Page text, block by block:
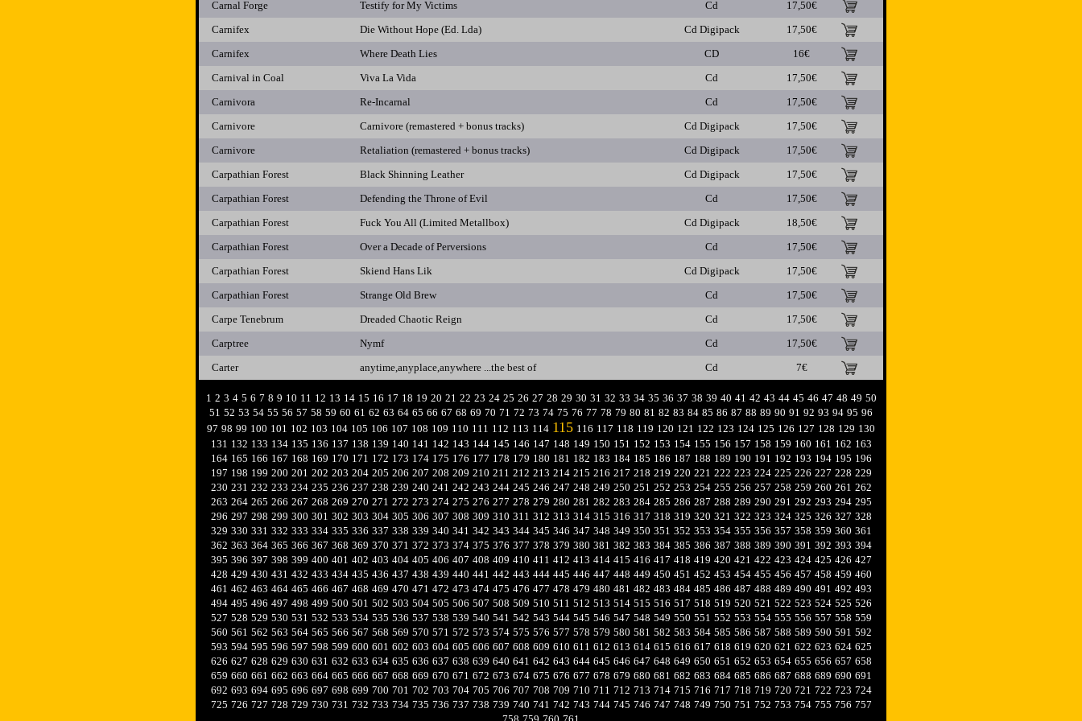
Carnal Forge
Testify for My Victims Cd
17,50€
Carnifex
Die Without Hope (Ed. Lda) Cd Digipack
17,50€
Carnifex
Where Death Lies CD
16€
Carnival in Coal
Viva La Vida Cd
17,50€
Carnivora
Re-Incarnal Cd
17,50€
Carnivore
Carnivore (remastered + bonus tracks) Cd Digipack
17,50€
Carnivore
Retaliation (remastered + bonus tracks) Cd Digipack
17,50€
Carpathian Forest
Black Shinning Leather Cd Digipack
17,50€
Carpathian Forest
Defending the Throne of Evil Cd
17,50€
Carpathian Forest
Fuck You All (Limited Metallbox) Cd Digipack
18,50€
Carpathian Forest
Over a Decade of Perversions Cd
17,50€
Carpathian Forest
Skiend Hans Lik Cd Digipack
17,50€
Carpathian Forest
Strange Old Brew Cd
17,50€
Carpe Tenebrum
Dreaded Chaotic Reign Cd
17,50€
Carptree
Nymf Cd
17,50€
Carter
anytime,anyplace,anywhere ...the best of Cd 7€
1 2 3 4 5 6 7 8 9 10 11 12 13 14 15 16 17 18 19 20 21 22 23 24 25 26 27 28 29 30 31 32 33 34 35 36 37 38 39 40 41 42 43 44 45 46 47 48 49 50
51 52 53 54 55 56 57 58 59 60 61 62 63 64 65 66 67 68 69 70 71 72 73 74 75 76 77 78 79 80 81 82 83 84 85 86 87 88 89 90 91 92 93 94 95 96
97 98 99 100 101 102 103 104 105 106 107 108 109 110 111 112 113 114 115 116 117 118 119 120 121 122 123 124 125 126 127 128 129 130
131 132 133 134 135 136 137 138 139 140 141 142 143 144 145 146 147 148 149 150 151 152 153 154 155 156 157 158 159 160 161 162 163
164 165 166 167 168 169 170 171 172 173 174 175 176 177 178 179 180 181 182 183 184 185 186 187 188 189 190 191 192 193 194 195 196
197 198 199 200 201 202 203 204 205 206 207 208 209 210 211 212 213 214 215 216 217 218 219 220 221 222 223 224 225 226 227 228 229
230 231 232 233 234 235 236 237 238 239 240 241 242 243 244 245 246 247 248 249 250 251 252 253 254 255 256 257 258 259 260 261 262
263 264 265 266 267 268 269 270 271 272 273 274 275 276 277 278 279 280 281 282 283 284 285 286 287 288 289 290 291 292 293 294 295
296 297 298 299 300 301 302 303 304 305 306 307 308 309 310 311 312 313 314 315 316 317 318 319 320 321 322 323 324 325 326 327 328
329 330 331 332 333 334 335 336 337 338 339 340 341 342 343 344 345 346 347 348 349 350 351 352 353 354 355 356 357 358 359 360 361
362 363 364 365 366 367 368 369 370 371 372 373 374 375 376 377 378 379 380 381 382 383 384 385 386 387 388 389 390 391 392 393 394
395 396 397 398 399 400 401 402 403 404 405 406 407 408 409 410 411 412 413 414 415 416 417 418 419 420 421 422 423 424 425 426 427
428 429 430 431 432 433 434 435 436 437 438 439 440 441 442 443 444 445 446 447 448 449 450 451 452 453 454 455 456 457 458 459 460
461 462 463 464 465 466 467 468 469 470 471 472 473 474 475 476 477 478 479 480 481 482 483 484 485 486 487 488 489 490 491 492 493
494 495 496 497 498 499 500 501 502 503 504 505 506 507 508 509 510 511 512 513 514 515 516 517 518 519 520 521 522 523 524 525 526
527 528 529 530 531 532 533 534 535 536 537 538 539 540 541 542 543 544 545 546 547 548 549 550 551 552 553 554 555 556 557 558 559
560 561 562 563 564 565 566 567 568 569 570 571 572 573 574 575 576 577 578 579 580 581 582 583 584 585 586 587 588 589 590 591 592
593 594 595 596 597 598 599 600 601 602 603 604 605 606 607 608 609 610 611 612 613 614 615 616 617 618 619 620 621 622 623 624 625
626 627 628 629 630 631 632 633 634 635 636 637 638 639 640 641 642 643 644 645 646 647 648 649 650 651 652 653 654 655 656 657 658
659 660 661 662 663 664 665 666 667 668 669 670 671 672 673 674 675 676 677 678 679 680 681 682 683 684 685 686 687 688 689 690 691
692 693 694 695 696 697 698 699 700 701 702 703 704 705 706 707 708 709 710 711 712 713 714 715 716 717 718 719 720 721 722 723 724
725 726 727 728 729 730 731 732 733 734 735 736 737 738 739 740 741 742 743 744 745 746 747 748 749 750 751 752 753 754 755 756 757